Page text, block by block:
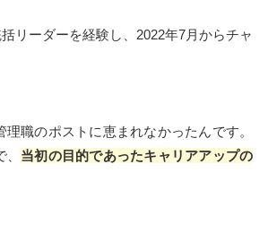
リーダーを経験し、2022年7月からチャ
職のポストに恵まれなかったんです。
当初の目的であったキャリアアップの
記事